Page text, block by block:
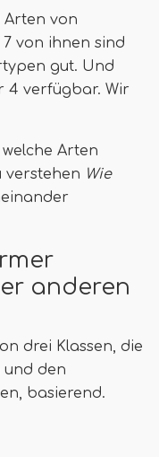
Arten von
von ihnen sind
gut. Und
4 verfügbar. Wir
Arten
verstehen Wie
anderen
drei Klassen, die
und den
basierend.